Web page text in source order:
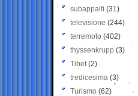
subappalti (31)
televisione(244)
terremoto (402)
thyssenkrupp (3)
Tibet(2)
tredicesima (3)
Turismo (62)